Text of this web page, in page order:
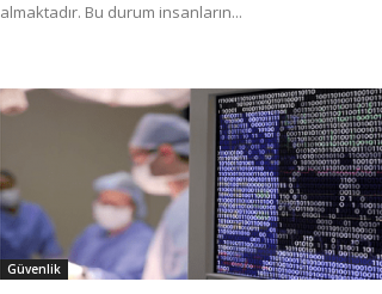
almaktadır. Bu durum insanların...
Güvenlik